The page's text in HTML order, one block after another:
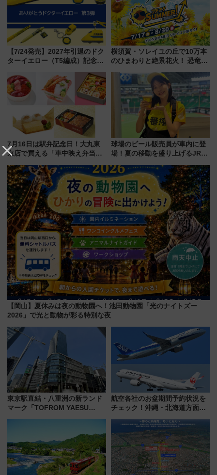
【7/24発売】2027年引退のドク
ターイエロー（T5編成）記念グ
送の目覚まし時計など通販・販
売店舗まとめ
横須賀・ソレイユの丘で10万本
のひまわりと絶景花火！ 恐竜や
帰りお出かけ最新情報（2026年
7月17日～開催）
7月16日は駅弁記念日！大丸東
京店で買える「車中映え弁当」
球場のビール販売員が車内に登
場！夏の移動を盛り上げるJR九
月7日限定 ソフトバンクホーク
スとコラボ
【岡山】夏休みは夜の動物園へ！池田動物園「光のナイトズー
2026」で光と動物が彩る特別な夜
東京駅直結・八重洲の新ランド
マーク「TOFROM YAESU
航空各社のお盆期間予約状況を
チェック！沖縄・北海道方面は
日は？